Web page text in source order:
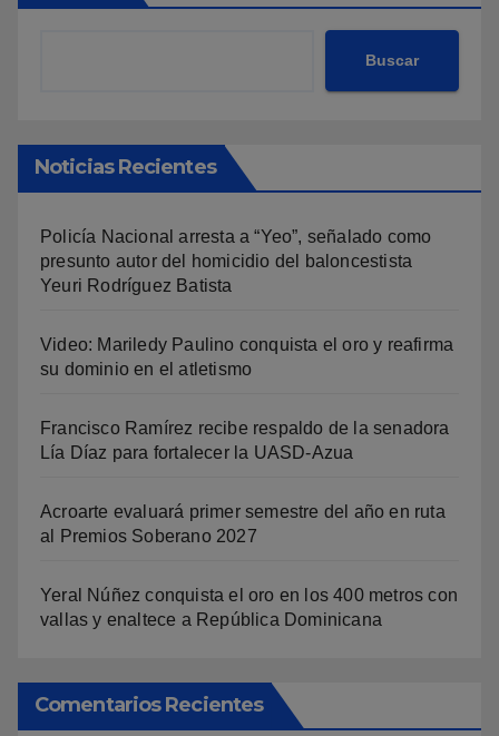
Buscar
Noticias Recientes
Policía Nacional arresta a “Yeo”, señalado como
presunto autor del homicidio del baloncestista
Yeuri Rodríguez Batista
Video: Mariledy Paulino conquista el oro y reafirma
su dominio en el atletismo
Francisco Ramírez recibe respaldo de la senadora
Lía Díaz para fortalecer la UASD-Azua
Acroarte evaluará primer semestre del año en ruta
al Premios Soberano 2027
Yeral Núñez conquista el oro en los 400 metros con
vallas y enaltece a República Dominicana
Comentarios Recientes